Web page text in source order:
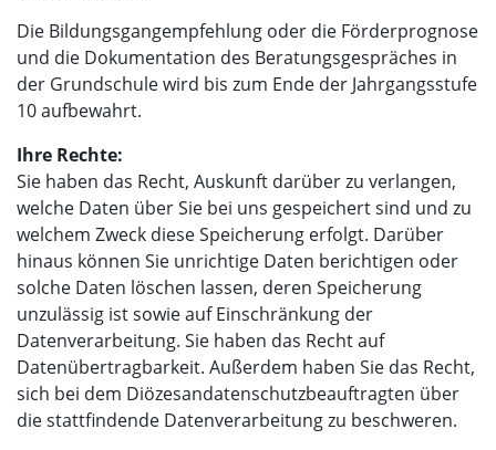
Die Bildungsgangempfehlung oder die Förderprognose
und die Dokumentation des Beratungsgespräches in
der Grundschule wird bis zum Ende der Jahrgangsstufe
10 aufbewahrt.
Ihre Rechte:
Sie haben das Recht, Auskunft darüber zu verlangen,
welche Daten über Sie bei uns gespeichert sind und zu
welchem Zweck diese Speicherung erfolgt. Darüber
hinaus können Sie unrichtige Daten berichtigen oder
solche Daten löschen lassen, deren Speicherung
unzulässig ist sowie auf Einschränkung der
Datenverarbeitung. Sie haben das Recht auf
Datenübertragbarkeit. Außerdem haben Sie das Recht,
sich bei dem Diözesandatenschutzbeauftragten über
die stattfindende Datenverarbeitung zu beschweren.